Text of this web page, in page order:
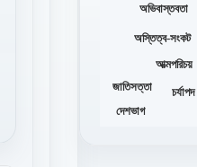
অভিবাস্তবতা
অস্তিত্ব-সংকট
আত্মপরিচয়
চর্যাপদ
জাতিসত্তা
দেশভাগ